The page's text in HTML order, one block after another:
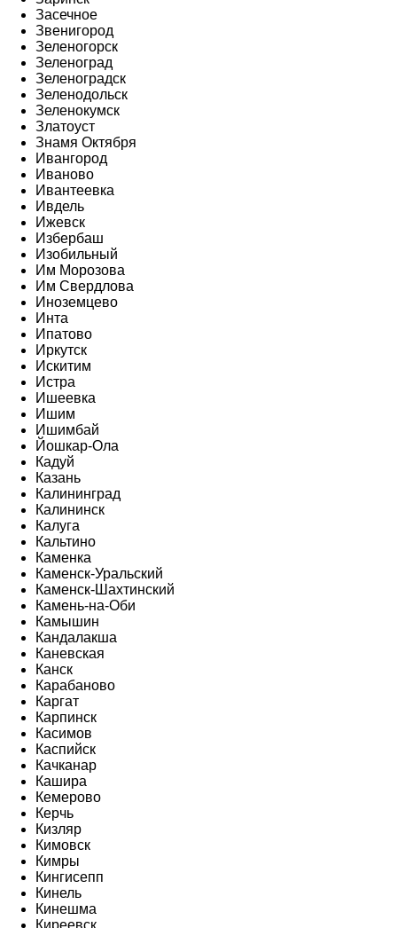
Засечное
Звенигород
Зеленогорск
Зеленоград
Зеленоградск
Зеленодольск
Зеленокумск
Златоуст
Знамя Октября
Ивангород
Иваново
Ивантеевка
Ивдель
Ижевск
Избербаш
Изобильный
Им Морозова
Им Свердлова
Иноземцево
Инта
Ипатово
Иркутск
Искитим
Истра
Ишеевка
Ишим
Ишимбай
Йошкар-Ола
Кадуй
Казань
Калининград
Калининск
Калуга
Кальтино
Каменка
Каменск-Уральский
Каменск-Шахтинский
Камень-на-Оби
Камышин
Кандалакша
Каневская
Канск
Карабаново
Каргат
Карпинск
Касимов
Каспийск
Качканар
Кашира
Кемерово
Керчь
Кизляр
Кимовск
Кимры
Кингисепп
Кинель
Кинешма
Киреевск